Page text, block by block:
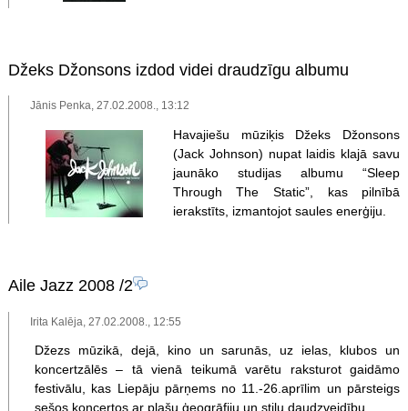
Džeks Džonsons izdod videi draudzīgu albumu
Jānis Penka, 27.02.2008., 13:12
Havajiešu mūziķis Džeks Džonsons
(Jack Johnson) nupat laidis klajā savu
jaunāko studijas albumu “Sleep
Through The Static”, kas pilnībā
ierakstīts, izmantojot saules enerģiju.
Aile Jazz 2008/2
Irita Kalēja, 27.02.2008., 12:55
Džezs mūzikā, dejā, kino un sarunās, uz ielas, klubos un
koncertzālēs – tā vienā teikumā varētu raksturot gaidāmo
festivālu, kas Liepāju pārņems no 11.-26.aprīlim un pārsteigs
sešos koncertos ar plašu ģeogrāfiju un stilu daudzveidību.